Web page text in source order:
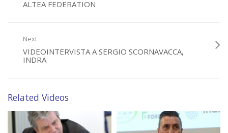
ALTEA FEDERATION
Next
VIDEOINTERVISTA A SERGIO SCORNAVACCA,
INDRA
Related Videos